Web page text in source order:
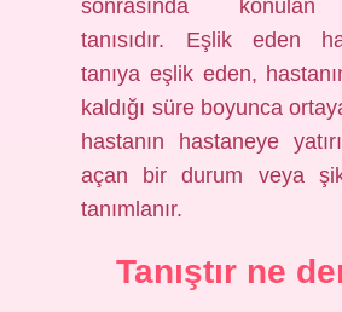
sonrasında konulan
tanısıdır. Eşlik eden
tanıya eşlik eden,
kaldığı süre boyunca
hastanın hastaneye
açan bir durum veya
tanımlanır.
Tanıştır ne